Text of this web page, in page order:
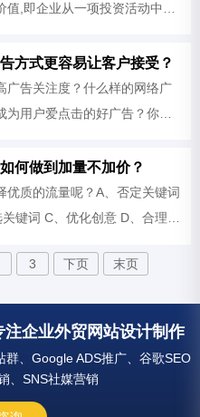
值,即企业从一项投资活动中得
方式更容易让客户接受？
广告关注度？什么样的网络广
为用户爱点击的好广告？你做
综合了中国几大调研机构对中
介习惯的调研报告做出如下总
何做到加量不加价？
优质的流量呢？A、否定关键词
键词 C、优化创意 D、合理利
3 下页 末页
企业外贸网站设计制作
、Google ADS推广、谷歌SEO
、SNS社媒营销